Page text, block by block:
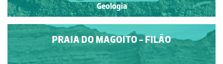
Geologia
PRAIA DO MAGOITO - FILÃO